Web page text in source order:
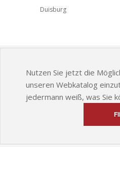
Duisburg
Nutzen Sie jetzt die
unseren Webkatalog
jedermann weiß, was Sie